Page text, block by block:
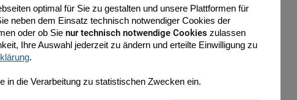
optimal für Sie zu gestalten und unsere Plattformen für
neben dem Einsatz technisch notwendiger Cookies der
oder ob Sie nur technisch notwendige Cookies zulassen
Ihre Auswahl jederzeit zu ändern und erteilte Einwilligung zu
.
in die Verarbeitung zu statistischen Zwecken ein.